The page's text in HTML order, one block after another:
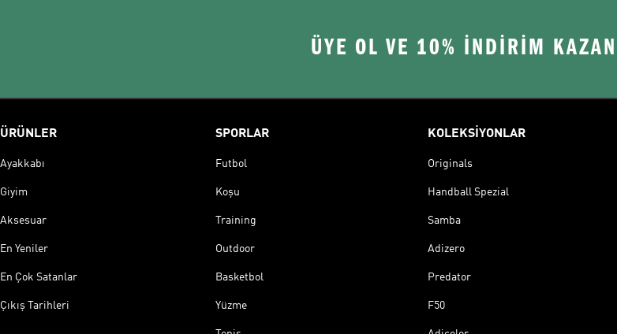
ÜYE OL VE 10% İNDİRİM KAZAN
ÜRÜNLER
Ayakkabı
Giyim
Aksesuar
En Yeniler
En Çok Satanlar
Çıkış Tarihleri
SPORLAR
Futbol
Koşu
Training
Outdoor
Basketbol
Yüzme
KOLEKSİYONLAR
Originals
Handball Spezial
Samba
Adizero
Predator
F50